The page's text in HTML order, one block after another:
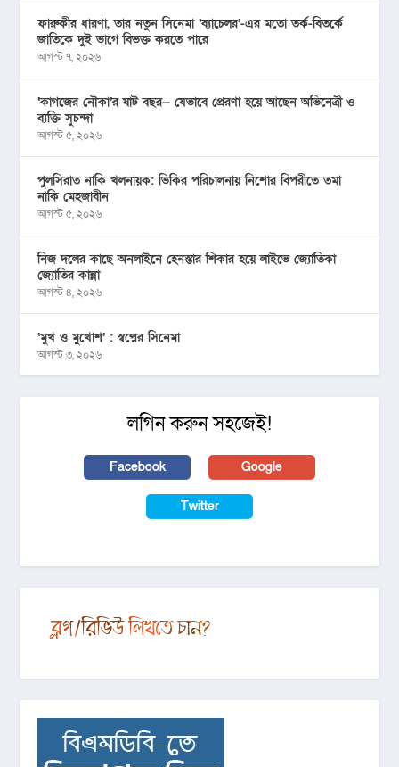
ফারুকীর ধারণা, তার নতুন সিনেমা ‘ব্যাচেলর’-এর মতো তর্ক-বিতর্কে
জাতিকে দুই ভাগে বিভক্ত করতে পারে
আগস্ট ৭, ২০২৬
‘কাগজের নৌকা’র ষাট বছর— যেভাবে প্রেরণা হয়ে আছেন অভিনেত্রী ও
ব্যক্তি সুচন্দা
আগস্ট ৫, ২০২৬
পুলসিরাত নাকি খলনায়ক: ভিকির পরিচালনায় নিশোর বিপরীতে তমা
নাকি মেহজাবীন
আগস্ট ৫, ২০২৬
নিজ দলের কাছে অনলাইনে হেনস্তার শিকার হয়ে লাইভে জ্যোতিকা
জ্যোতির কান্না
আগস্ট ৪, ২০২৬
‘মুখ ও মু্খোশ’ : স্বপ্নের সিনেমা
আগস্ট ৩, ২০২৬
লগিন করুন সহজেই!
Facebook Google
Twitter